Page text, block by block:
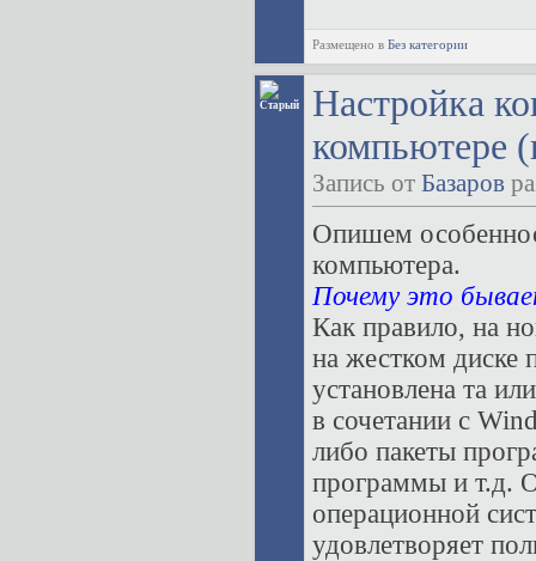
Размещено в Без категории
Настройка
компьютере
Запись от Базаров
Опишем
компьютера.
Почему это
Как правило, на
на жестком диске
установлена та
в сочетании с
либо пакеты
программы и т.д.
операционной
удовлетворяет